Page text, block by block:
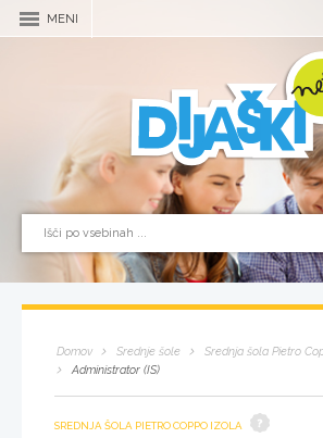
MENI
Domov Srednje šole
Srednja šola Pietro
Administrator (IS)
SREDNJA ŠOLA PIETRO COPPO IZOLA